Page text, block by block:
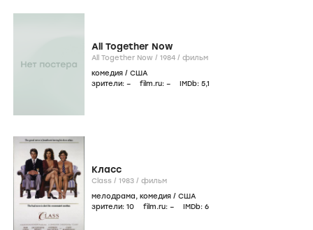
All Together Now
All Together Now / 1984 / фильм
комедия / США
зрители: – film.ru: – IMDb: 5,1
Класс
Class / 1983 / фильм
мелодрама, комедия / США
зрители: 10 film.ru: – IMDb: 6